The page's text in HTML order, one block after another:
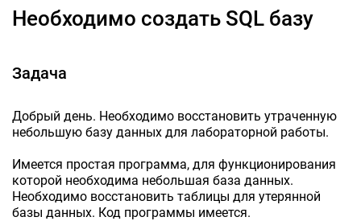
Необходимо создать SQL базу
Задача
Добрый день. Необходимо восстановить утраченную
небольшую базу данных для лабораторной работы.
Имеется простая программа, для функционирования
которой необходима небольшая база данных.
Необходимо восстановить таблицы для утерянной
базы данных. Код программы имеется.